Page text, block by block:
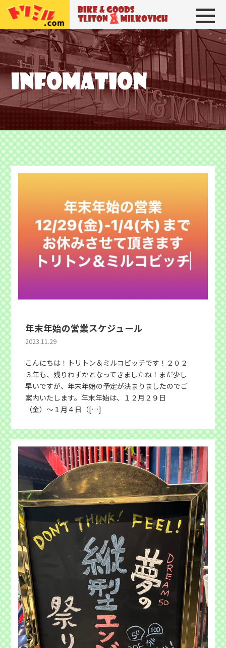
トリトン＆ミルコビッチ BIKE＆
年末年始の営業スケジュール
2023.11.29
こんにちは！トリトン＆ミルコビッチです！２０２
３年も、残りわずかとなってきましたね！まだ少し
早いですが、年末年始の予定が決まりましたのでご
案内いたします。年末年始は、１２月２９日
（金）〜１月４日（[…]